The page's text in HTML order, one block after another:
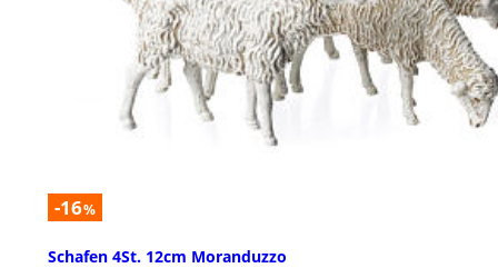
-16%
Schafen 4St. 12cm Moranduzzo